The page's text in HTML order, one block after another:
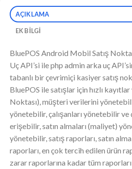
AÇIKLAMA
EK BILGI
BluePOS Android Mobil Satış
Uç API’si ile php admin arka uç
tabanlı bir çevrimiçi kasiyer satış
BluePOS ile satışlar için hızlı
Noktası), müşteri verilerini
yönetebilir, çalışanları yönetebilir ve
erişebilir, satın almaları (maliyet)
yönetebilir, satış raporları, satın
raporları, en çok tercih edilen ürün
zarar raporlarına kadar tüm